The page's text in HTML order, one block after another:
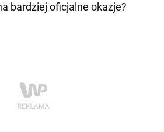
bardziej oficjalne okazje?